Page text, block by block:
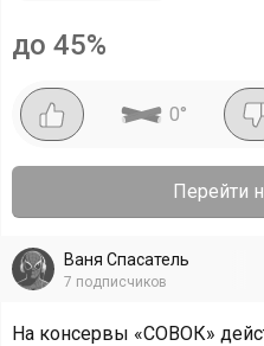
до 45%
0°
Перейти
Ваня Спасатель
7 подписчиков
На консервы «СОВОК»